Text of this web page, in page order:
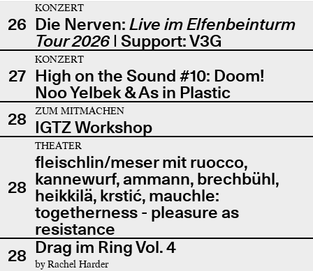
26
KONZERT
Die Nerven: Live im Elfenbeinturm
Tour 2026| Support: V3G
27
KONZERT
High on the Sound #10: Doom!
Noo Yelbek & As in Plastic
28
ZUM MITMACHEN
IGTZ Workshop
28
THEATER
fleischlin/meser mit ruocco,
kannewurf, ammann, brechbühl,
heikkilä, krstić, mauchle:
togetherness - pleasure as
resistance
28 Drag im Ring Vol. 4
by Rachel Harder